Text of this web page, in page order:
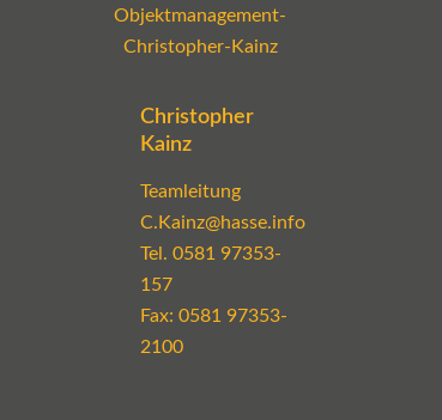
Christopher
Kainz
Teamleitung
C.Kainz@hasse.info
Tel. 0581 97353-
157
Fax: 0581 97353-
2100